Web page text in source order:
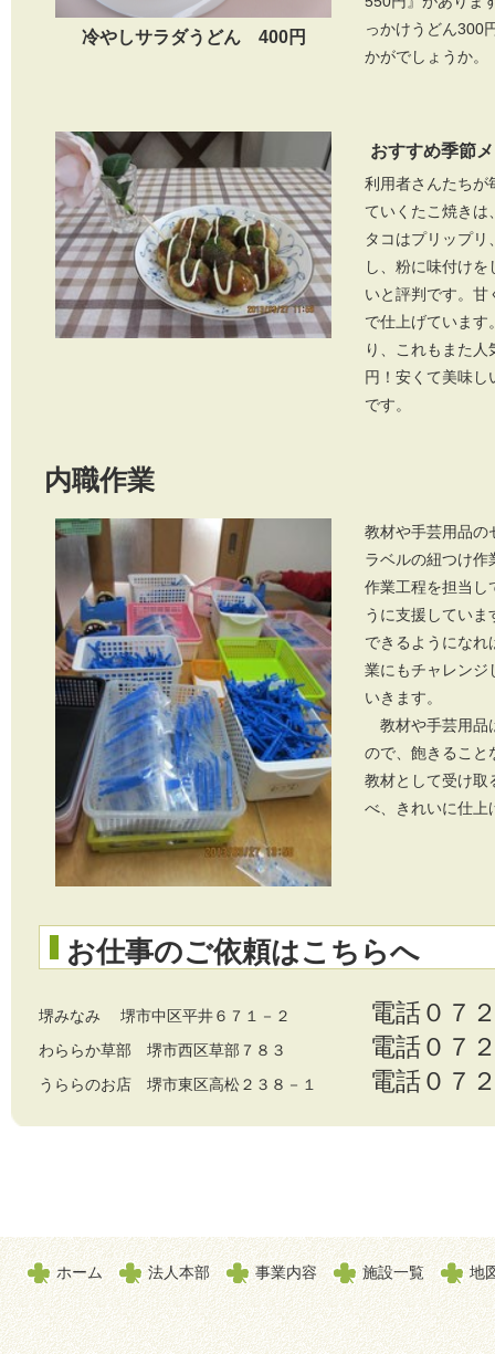
冷やしサラダうどん 400円
っかけうどん300
かがでしょうか。
おすすめ季節
利用者さんたちが
ていくたこ焼きは
タコはプリップ
し、粉に味付け
いと評判です。甘
で仕上げています
り、これもまた
円！安くて美味し
です。
内職作業
教材や手芸用品の
ラベルの紐つけ作
作業工程を担当し
うに支援してい
できるようになれ
業にもチャレンジ
いきます。
教材や手芸用品
ので、飽きること
教材として受け取
べ、きれいに仕上
お仕事のご依頼はこちらへ
堺みなみ 堺市中区平井６７１－２ 電話０７
わららか草部 堺市西区草部７８３ 電話０７
うららのお店 堺市東区高松２３８－１ 電話０７
ホーム 法人本部 事業内容 施設一覧 地